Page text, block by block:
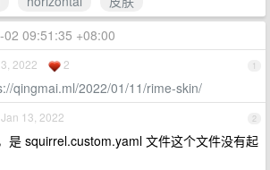
09:51:35 +08:00
1
2022 2
qingmai.ml/2022/01/11/rime-skin/
2
Jan 13, 2022
是 squirrel.custom.yaml 文件这个文件没有起